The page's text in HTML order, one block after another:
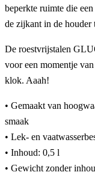
beperkte ruimte die
de zijkant in de houder
De roestvrijstalen
voor een momentje
klok. Aaah!
• Gemaakt van
smaak
• Lek- en
• Inhoud: 0,5 l
• Gewicht zonder